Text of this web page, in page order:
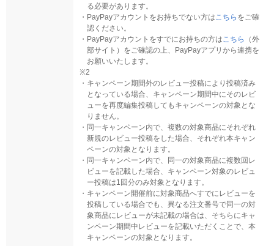
る必要があります。
・ PayPayアカウントをお持ちでない方はこちら をご確
認ください。
・ PayPayアカウントをすでにお持ちの方はこちら
（外
部サイト）をご確認の上、PayPayアプリから連携を
お願いいたします。
※2
・ キャンペーン期間外のレビュー投稿により投稿済み
となっている場合、キャンペーン期間中にそのレビ
ューを再度編集投稿してもキャンペーンの対象とな
りません。
・ 同一キャンペーン内で、複数の対象商品にそれぞれ
新規のレビュー投稿をした場合、それぞれ本キャン
ペーンの対象となります。
・ 同一キャンペーン内で、同一の対象商品に複数回レ
ビューを記載した場合、キャンペーン対象のレビュ
ー投稿は1回分のみ対象となります。
・ キャンペーン開催前に対象商品へすでにレビューを
投稿している場合でも、異なる注文番号で同一の対
象商品にレビューが未記載の場合は、そちらにキャ
ンペーン期間中レビューを記載いただくことで、本
キャンペーンの対象となります。